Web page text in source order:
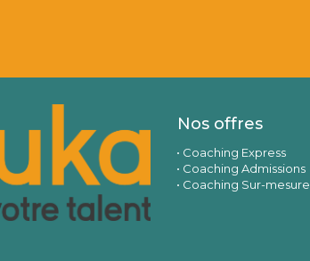
Nos offres
Coaching Express
Coaching Admissions
Coaching Sur-mesure